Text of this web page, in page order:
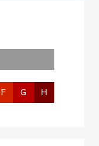
F G H